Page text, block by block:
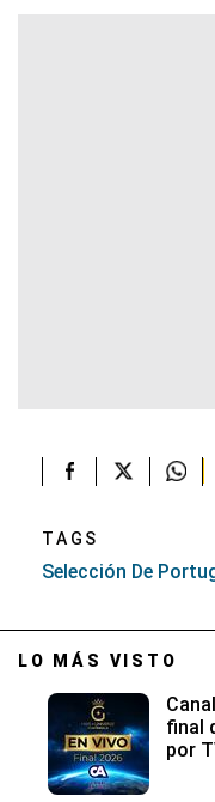
TAGS
Selección De
LO MÁS VISTO
final
por